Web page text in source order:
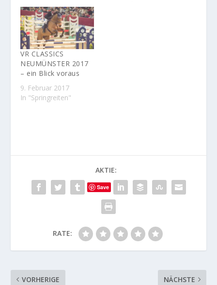
VR CLASSICS
NEUMÜNSTER 2017
– ein Blick voraus
9. Februar 2017
In "Springreiten"
AKTIE:
Save
RATE:
VORHERIGE NÄCHSTE